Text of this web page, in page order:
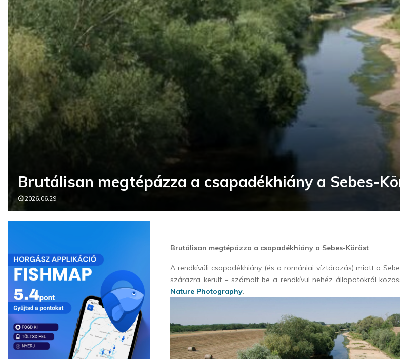
Brutálisan megtépázza a csapadékhiány a Sebes-
2026.06.29.
Brutálisan megtépázza a csapadékhiány a Sebes-Köröst
A rendkívüli csapadékhiány (és a romániai víztározás) miatt a
szárazra került – számolt be a rendkívül nehéz állapotokról
Nature Photography.